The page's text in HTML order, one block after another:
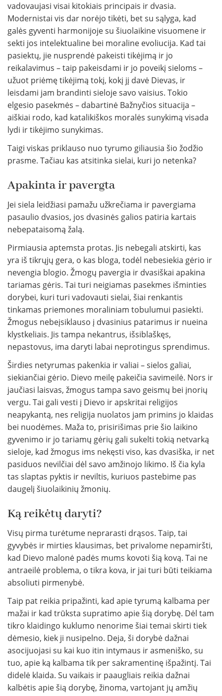
vadovaujasi visai kitokiais principais ir dvasia.
Modernistai vis dar norėjo tikėti, bet su sąlyga, kad
galės gyventi harmonijoje su šiuolaikine visuomene ir
sekti jos intelektualine bei moraline evoliucija. Kad tai
pasiektų, jie nusprendė pakeisti tikėjimą ir jo
reikalavimus – taip pakeisdami ir jo poveikį sieloms –
užuot priėmę tikėjimą tokį, kokį jį davė Dievas, ir
leisdami jam brandinti sieloje savo vaisius. Tokio
elgesio pasekmės – dabartinė Bažnyčios situacija –
aiškiai rodo, kad katalikiškos moralės sunykimą visada
lydi ir tikėjimo sunykimas.
Taigi viskas priklauso nuo tyrumo giliausia šio žodžio
prasme. Tačiau kas atsitinka sielai, kuri jo netenka?
Apakinta ir pavergta
Jei siela leidžiasi pamažu užkrečiama ir pavergiama
pasaulio dvasios, jos dvasinės galios patiria kartais
nebepataisomą žalą.
Pirmiausia aptemsta protas. Jis nebegali atskirti, kas
yra iš tikrųjų gera, o kas bloga, todėl nebesiekia gėrio ir
nevengia blogio. Žmogų pavergia ir dvasiškai apakina
tariamas gėris. Tai turi neigiamas pasekmes išminties
dorybei, kuri turi vadovauti sielai, šiai renkantis
tinkamas priemones moraliniam tobulumui pasiekti.
Žmogus nebeįsiklauso į dvasinius patarimus ir nueina
klystkeliais. Jis tampa nekantrus, išsiblaškęs,
nepastovus, ima daryti labai neprotingus sprendimus.
Širdies netyrumas pakenkia ir valiai – sielos galiai,
siekiančiai gėrio. Dievo meilę pakeičia savimeilė. Nors ir
jaučiasi laisvas, žmogus tampa savo geismų bei įnorių
vergu. Tai gali vesti į Dievo ir apskritai religijos
neapykantą, nes religija nuolatos jam primins jo klaidas
bei nuodėmes. Maža to, prisirišimas prie šio laikino
gyvenimo ir jo tariamų gėrių gali sukelti tokią netvarką
sieloje, kad žmogus ims nekęsti viso, kas dvasiška, ir net
pasiduos nevilčiai dėl savo amžinojo likimo. Iš čia kyla
tas slaptas pyktis ir neviltis, kuriuos pastebime pas
daugelį šiuolaikinių žmonių.
Ką reikėtų daryti?
Visų pirma turėtume neprarasti drąsos. Taip, tai
gyvybės ir mirties klausimas, bet privalome nepamiršti,
kad Dievo malonė padės mums kovoti šią kovą. Tai ne
antraeilė problema, o tikra kova, ir jai turi būti teikiama
absoliuti pirmenybė.
Taip pat reikia pripažinti, kad apie tyrumą kalbama per
mažai ir kad trūksta supratimo apie šią dorybę. Dėl tam
tikro klaidingo kuklumo nenorime šiai temai skirti tiek
dėmesio, kiek ji nusipelno. Deja, ši dorybė dažnai
asocijuojasi su kai kuo itin intymaus ir asmeniško, su
tuo, apie ką kalbama tik per sakramentinę išpažintį. Tai
didelė klaida. Su vaikais ir paaugliais reikia dažnai
kalbėtis apie šią dorybę, žinoma, vartojant jų amžių